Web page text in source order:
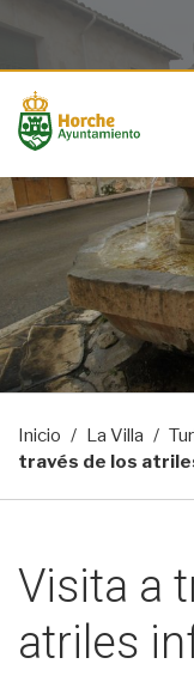
Saltar al contenido
Saltar a la
Información de
Inicio La Villa
través de los
Visita a
atriles